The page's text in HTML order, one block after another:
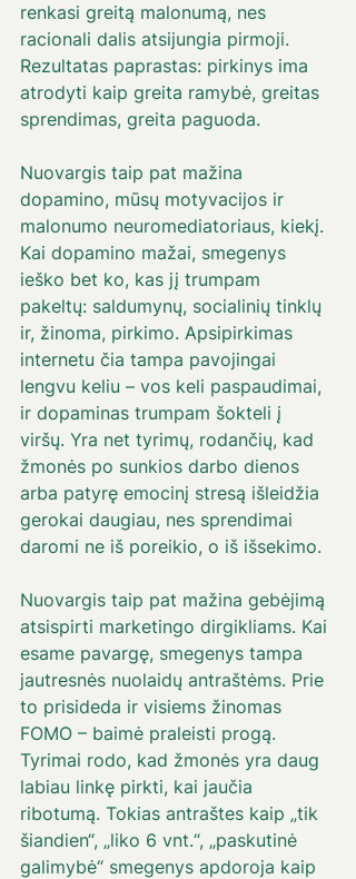
renkasi greitą malonumą, nes
racionali dalis atsijungia pirmoji.
Rezultatas paprastas: pirkinys ima
atrodyti kaip greita ramybė, greitas
sprendimas, greita paguoda.
Nuovargis taip pat mažina
dopamino, mūsų motyvacijos ir
malonumo neuromediatoriaus, kiekį.
Kai dopamino mažai, smegenys
ieško bet ko, kas jį trumpam
pakeltų: saldumynų, socialinių tinklų
ir, žinoma, pirkimo. Apsipirkimas
internetu čia tampa pavojingai
lengvu keliu – vos keli paspaudimai,
ir dopaminas trumpam šokteli į
viršų. Yra net tyrimų, rodančių, kad
žmonės po sunkios darbo dienos
arba patyrę emocinį stresą išleidžia
gerokai daugiau, nes sprendimai
daromi ne iš poreikio, o iš išsekimo.
Nuovargis taip pat mažina gebėjimą
atsispirti marketingo dirgikliams. Kai
esame pavargę, smegenys tampa
jautresnės nuolaidų antraštėms. Prie
to prisideda ir visiems žinomas
FOMO – baimė praleisti progą.
Tyrimai rodo, kad žmonės yra daug
labiau linkę pirkti, kai jaučia
ribotumą. Tokias antraštes kaip „tik
šiandien“, „liko 6 vnt.“, „paskutinė
galimybė“ smegenys apdoroja kaip